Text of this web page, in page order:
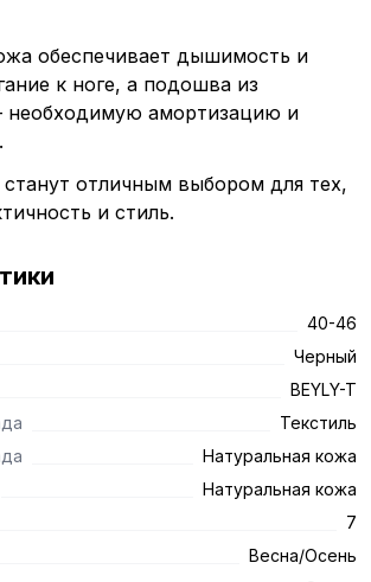
обеспечивает дышимость и
к ноге, а подошва из
необходимую амортизацию и
отличным выбором для тех,
и стиль.
40-46
Черный
BEYLY-T
Текстиль
Натуральная кожа
Натуральная кожа
7
Весна/Осень